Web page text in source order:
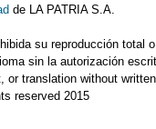
de LA PATRIA S.A.
su reproducción total o
sin la autorización
or translation without written
reserved 2015